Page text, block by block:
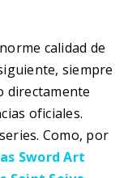
calidad de
siempre
directamente
oficiales.
Como, por
Sword Art